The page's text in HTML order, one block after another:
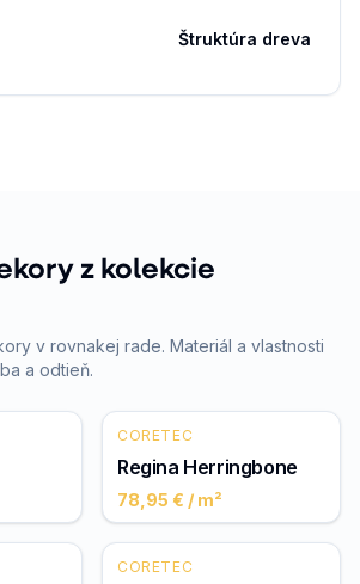
Štruktúra dreva
z kolekcie
v rovnakej rade. Materiál a vlastnosti
a odtieň.
CORETEC
Regina Herringbone
78,95 € / m²
CORETEC